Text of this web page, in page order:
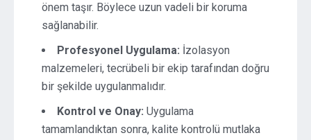
önem taşır. Böylece uzun vadeli bir koruma
sağlanabilir.
Profesyonel Uygulama: İzolasyon
malzemeleri, tecrübeli bir ekip tarafından doğru
bir şekilde uygulanmalıdır.
Kontrol ve Onay: Uygulama
tamamlandıktan sonra, kalite kontrolü mutlaka